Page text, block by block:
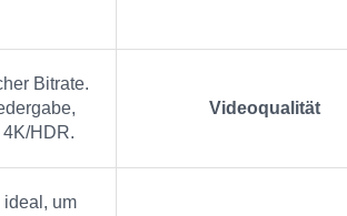
Bitrate.
HDR.
Videoqualität
ideal, um